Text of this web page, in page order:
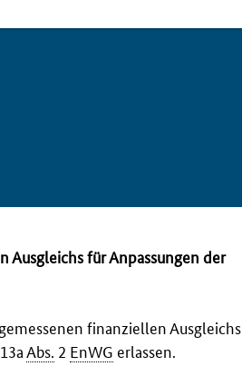
Ausgleichs für Anpassungen der
finanziellen Ausgleichs
Abs. 2 EnWG erlassen.